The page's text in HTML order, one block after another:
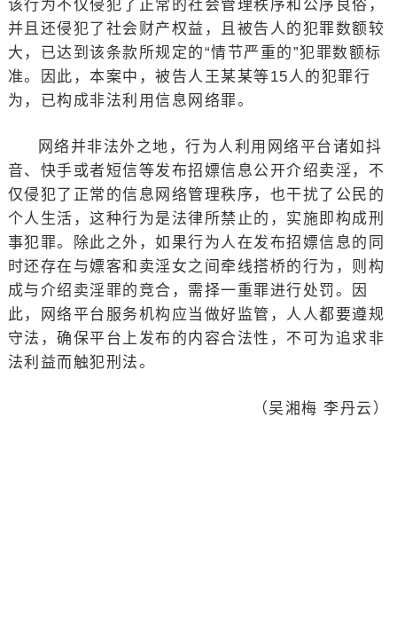
该行为不仅侵犯了正常的社会管理秩序和公序良俗，
并且还侵犯了社会财产权益，且被告人的犯罪数额较
大，已达到该条款所规定的“情节严重的”犯罪数额标
准。因此，本案中，被告人王某某等15人的犯罪行
为，已构成非法利用信息网络罪。
网络并非法外之地，行为人利用网络平台诸如抖
音、快手或者短信等发布招嫖信息公开介绍卖淫，不
仅侵犯了正常的信息网络管理秩序，也干扰了公民的
个人生活，这种行为是法律所禁止的，实施即构成刑
事犯罪。除此之外，如果行为人在发布招嫖信息的同
时还存在与嫖客和卖淫女之间牵线搭桥的行为，则构
成与介绍卖淫罪的竞合，需择一重罪进行处罚。因
此，网络平台服务机构应当做好监管，人人都要遵规
守法，确保平台上发布的内容合法性，不可为追求非
法利益而触犯刑法。
（吴湘梅 李丹云）